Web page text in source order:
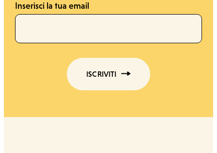
Inserisci la tua email
ISCRIVITI